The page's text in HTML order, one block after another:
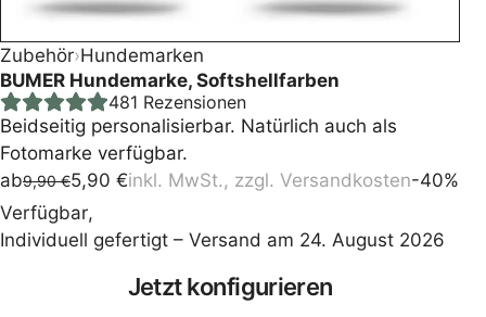
Zubehör›Hundemarken
BUMER Hundemarke, Softshellfarben
481 Rezensionen
Beidseitig personalisierbar. Natürlich auch als
Fotomarke verfügbar.
ab9,90€
Ursprünglicher
Preis
war:
5,90 €
Aktueller
Preis
ist:
inkl. MwSt., zzgl. Versandkosten-40%
Verfügbar,
Individuell gefertigt – Versand am 24. August 2026
Jetzt konfigurieren